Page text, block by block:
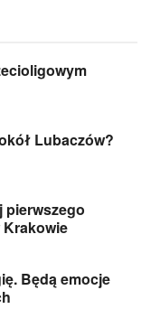
Lubaczów?
pierwszego
Będą emocje